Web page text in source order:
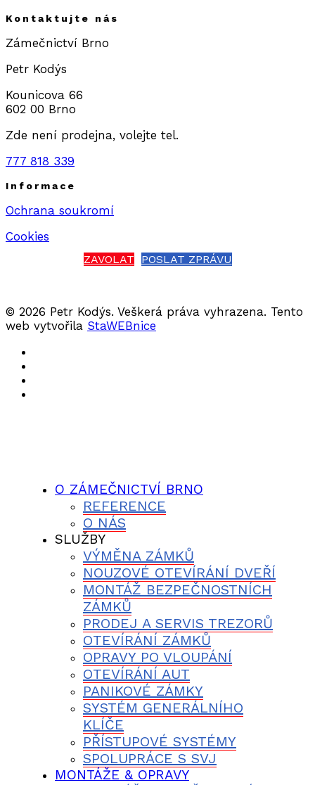
Kontaktujte nás
Zámečnictví Brno
Petr Kodýs
Kounicova 66
602 00 Brno
Zde není prodejna, volejte tel.
777 818 339
Informace
Ochrana soukromí
Cookies
ZAVOLAT POSLAT ZPRÁVU
© 2026 Petr Kodýs. Veškerá práva vyhrazena. Tento
web vytvořila StaWEBnice
O ZÁMEČNICTVÍ BRNO
REFERENCE
O NÁS
SLUŽBY
VÝMĚNA ZÁMKŮ
NOUZOVÉ OTEVÍRÁNÍ DVEŘÍ
MONTÁŽ BEZPEČNOSTNÍCH
ZÁMKŮ
PRODEJ A SERVIS TREZORŮ
OTEVÍRÁNÍ ZÁMKŮ
OPRAVY PO VLOUPÁNÍ
OTEVÍRÁNÍ AUT
PANIKOVÉ ZÁMKY
SYSTÉM GENERÁLNÍHO
KLÍČE
PŘÍSTUPOVÉ SYSTÉMY
SPOLUPRÁCE S SVJ
MONTÁŽE & OPRAVY